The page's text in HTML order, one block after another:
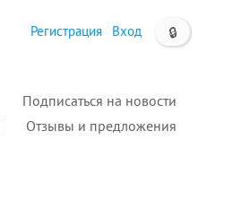
🔒
Регистрация Вход
Подписаться на новости
Отзывы и предложения